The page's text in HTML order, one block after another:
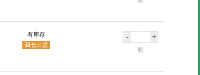
有库存
调仓出货
- +
瓶